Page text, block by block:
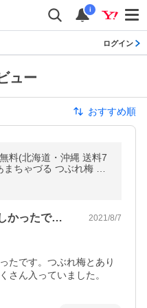
i
ログイン
ュー
おすすめ順
料(北海道・沖縄 送料7
ちゃづる つぶれ梅 訳
ク
程よい甘さで、とても美味しかったです。… 2021/8/7
たです。つぶれ梅とあり
さん入っていました。